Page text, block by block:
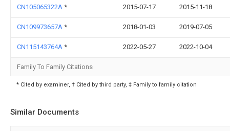
CN105065322A * 2015-07-17 2015-11-18
CN109973657A * 2018-01-03 2019-07-05
CN115143764A * 2022-05-27 2022-10-04
Family To Family Citations
* Cited by examiner, † Cited by third party, ‡ Family to family citation
Similar Documents